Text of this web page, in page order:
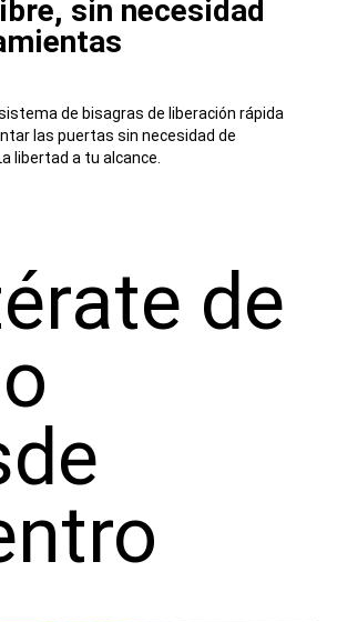
sin necesidad
de bisagras de liberación rápida
las puertas sin necesidad de
libertad a tu alcance.
de